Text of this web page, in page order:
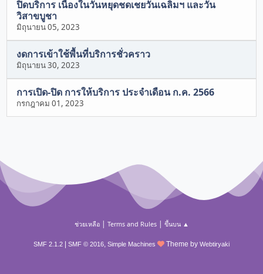
ปิดบริการ เนื่องในวันหยุดชดเชยวันเฉลิมฯ และวัน
วิสาขบูชา
มิถุนายน 05, 2023
งดการเข้าใช้พื้นที่บริการชั่วคราว
มิถุนายน 30, 2023
การเปิด-ปิด การให้บริการ ประจำเดือน ก.ค. 2566
กรกฎาคม 01, 2023
ช่วยเหลือ| Terms and Rules| ขึ้นบน ▲
SMF 2.1.2 SMF © 2016, Simple Machines Theme by Webtiryaki